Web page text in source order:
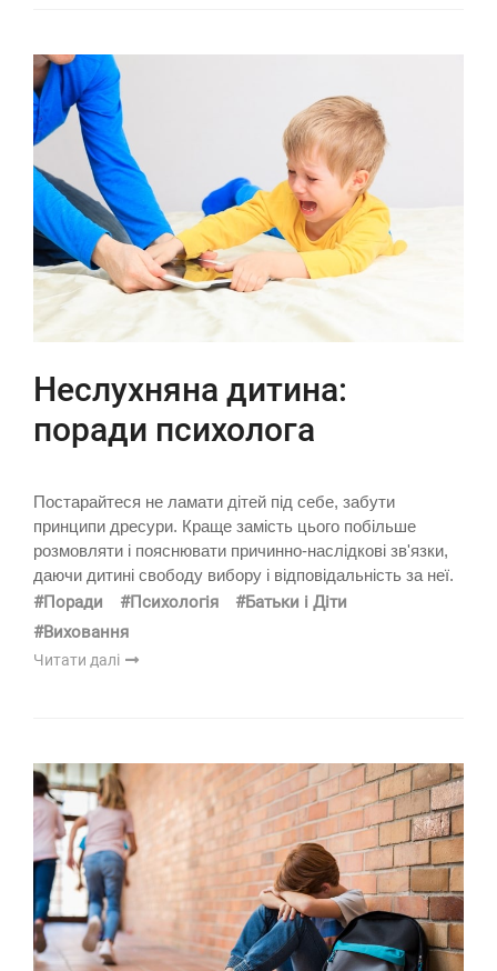
Неслухняна дитина:
поради психолога
Постарайтеся не ламати дітей під себе, забути
принципи дресури. Краще замість цього побільше
розмовляти і пояснювати причинно-наслідкові зв'язки,
даючи дитині свободу вибору і відповідальність за неї.
#Поради #Психологія
#Батьки і Діти
#Виховання
Читати далі